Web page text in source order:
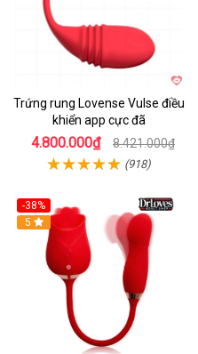
Trứng rung Lovense Vulse điều
khiển app cực đã
4.800.000₫ 8.421.000₫
(918)
-38%
Hot
5